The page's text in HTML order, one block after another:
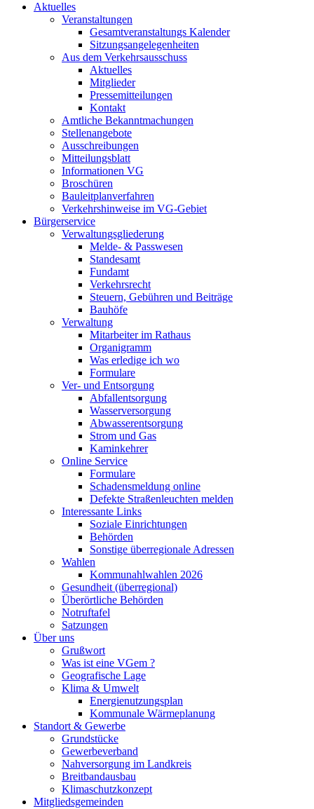
Aktuelles
Veranstaltungen
Gesamtveranstaltungs Kalender
Sitzungsangelegenheiten
Aus dem Verkehrsausschuss
Aktuelles
Mitglieder
Pressemitteilungen
Kontakt
Amtliche Bekanntmachungen
Stellenangebote
Ausschreibungen
Mitteilungsblatt
Informationen VG
Broschüren
Bauleitplanverfahren
Verkehrshinweise im VG-Gebiet
Bürgerservice
Verwaltungsgliederung
Melde- & Passwesen
Standesamt
Fundamt
Verkehrsrecht
Steuern, Gebühren und Beiträge
Bauhöfe
Verwaltung
Mitarbeiter im Rathaus
Organigramm
Was erledige ich wo
Formulare
Ver- und Entsorgung
Abfallentsorgung
Wasserversorgung
Abwasserentsorgung
Strom und Gas
Kaminkehrer
Online Service
Formulare
Schadensmeldung online
Defekte Straßenleuchten melden
Interessante Links
Soziale Einrichtungen
Behörden
Sonstige überregionale Adressen
Wahlen
Kommunahlwahlen 2026
Gesundheit (überregional)
Überörtliche Behörden
Notruftafel
Satzungen
Über uns
Grußwort
Was ist eine VGem ?
Geografische Lage
Klima & Umwelt
Energienutzungsplan
Kommunale Wärmeplanung
Standort & Gewerbe
Grundstücke
Gewerbeverband
Nahversorgung im Landkreis
Breitbandausbau
Klimaschutzkonzept
Mitgliedsgemeinden